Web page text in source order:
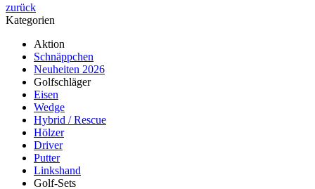
zurück
Kategorien
Aktion
Schnäppchen
Neuheiten 2026
Golfschläger
Eisen
Wedge
Hybrid / Rescue
Hölzer
Driver
Putter
Linkshand
Golf-Sets